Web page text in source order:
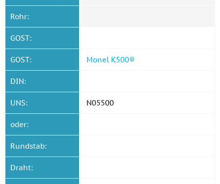
Rohr:
GOST:
GOST: Monel K500®
DIN:
UNS: N05500
oder:
Rundstab:
Draht: